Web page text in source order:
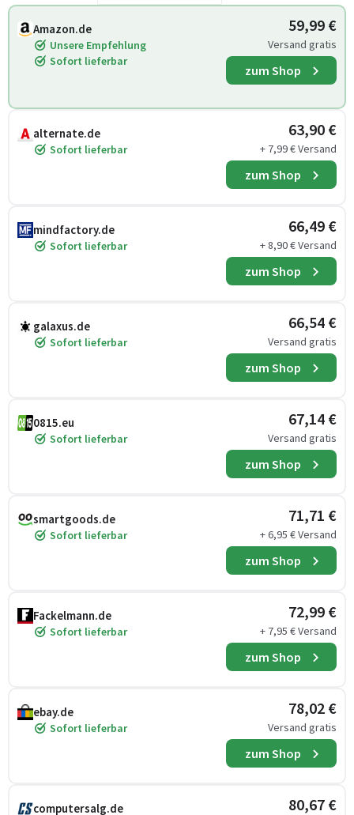
Amazon.de
Unsere Empfehlung
Sofort lieferbar
59,99 €
Versand gratis
zum Shop
alternate.de
Sofort lieferbar
63,90 €
+ 7,99 € Versand
zum Shop
mindfactory.de
Sofort lieferbar
66,49 €
+ 8,90 € Versand
zum Shop
galaxus.de
Sofort lieferbar
66,54 €
Versand gratis
zum Shop
0815.eu
Sofort lieferbar
67,14 €
Versand gratis
zum Shop
smartgoods.de
Sofort lieferbar
71,71 €
+ 6,95 € Versand
zum Shop
Fackelmann.de
Sofort lieferbar
72,99 €
+ 7,95 € Versand
zum Shop
ebay.de
Sofort lieferbar
78,02 €
Versand gratis
zum Shop
computersalg.de 80,67 €